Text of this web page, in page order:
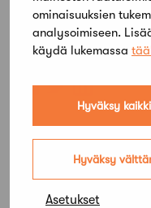
ominaisuuksien
analysoimiseen.
käydä lukemassa
Hyväksy
Hyväksy
Asetukset
Jaa artikkeli